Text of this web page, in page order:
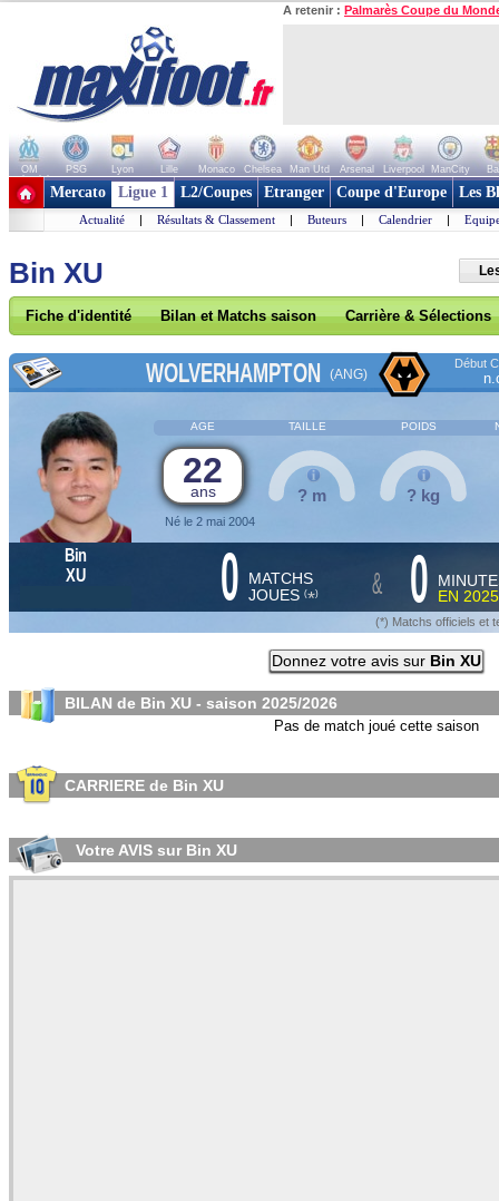
A retenir : Palmarès Coupe du
OM PSG Lyon Lille Monaco Chelsea Man Utd Arsenal Liverpool ManCity
+ de clubs
Mercato Ligue 1 L2/Coupes Etranger Coupe d'Europe Les
Actualité | Résultats & Classement | Buteurs | Calendrier |
Bin XU
Fiche d'identité Bilan et Matchs saison Carrière & Sélections
WOLVERHAMPTON (ANG)
Début
AGE TAILLE POIDS
22
ans
Né le 2 mai 2004
? m ? kg
Bin
XU
0 MATCHS
JOUES (*) & 0
EN
(*) Matchs officiels et
Donnez votre avis sur Bin XU
BILAN de Bin XU - saison 2025/2026
Pas de match joué cette saison
CARRIERE de Bin XU
Votre AVIS sur Bin XU